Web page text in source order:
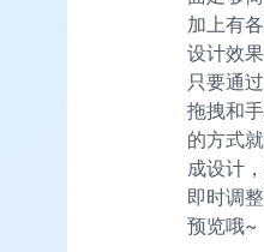
加上有
设计效
只要通
拖拽和
的方式
成设计
即时调
预览哦~